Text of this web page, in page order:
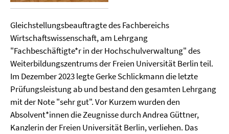
Gleichstellungsbeauftragte des Fachbereichs
Wirtschaftswissenschaft, am Lehrgang
"Fachbeschäftigte*r in der Hochschulverwaltung" des
Weiterbildungszentrums der Freien Universität Berlin teil.
Im Dezember 2023 legte Gerke Schlickmann die letzte
Prüfungsleistung ab und bestand den gesamten Lehrgang
mit der Note "sehr gut". Vor Kurzem wurden den
Absolvent*innen die Zeugnisse durch Andrea Güttner,
Kanzlerin der Freien Universität Berlin, verliehen. Das